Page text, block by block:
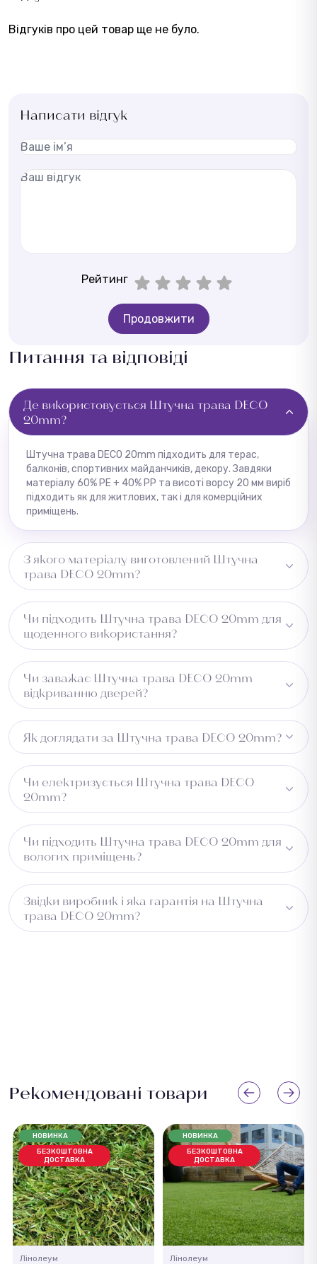
Відгуків про цей товар ще не було.
Написати відгук
Рейтинг
Продовжити
Питання та відповіді
Де використовується Штучна трава DECO
20mm?
Штучна трава DECO 20mm підходить для терас,
балконів, спортивних майданчиків, декору. Завдяки
матеріалу 60% PE + 40% PP та висоті ворсу 20 мм виріб
підходить як для житлових, так і для комерційних
приміщень.
З якого матеріалу виготовлений Штучна
трава DECO 20mm?
забезпечує утримання пилу та вологи та
довговічність виробу.
Чи підходить Штучна трава DECO 20mm для
щоденного використання?
забезпечують стійкість до зносу при регулярному
використанні.
Чи заважає Штучна трава DECO 20mm
відкриванню дверей?
встановленням.
Як доглядати за Штучна трава DECO 20mm?
вологу та легко чиститься.
Чи електризується Штучна трава DECO
20mm?
Чи підходить Штучна трава DECO 20mm для
вологих приміщень?
вологих зон рекомендуємо уточнити у менеджера.
Звідки виробник і яка гарантія на Штучна
трава DECO 20mm?
Рекомендовані товари
НОВИНКА
БЕЗКОШТОВНА
ДОСТАВКА
Лінолеум
НОВИНКА
БЕЗКОШТОВНА
ДОСТАВКА
Лінолеум